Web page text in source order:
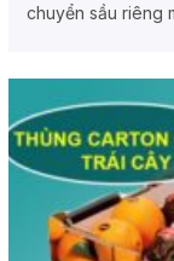
chuyển sầu riêng